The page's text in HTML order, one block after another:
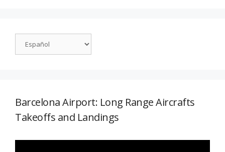
Barcelona Airport: Long Range Aircrafts
Takeoffs and Landings